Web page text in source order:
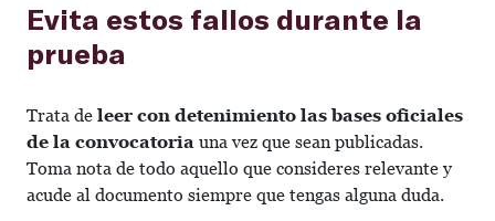
Evita estos fallos durante la
prueba
Trata de leer con detenimiento las bases oficiales
de la convocatoria una vez que sean publicadas.
Toma nota de todo aquello que consideres relevante y
acude al documento siempre que tengas alguna duda.